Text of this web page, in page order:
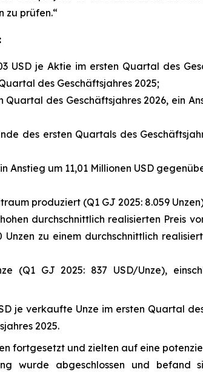
zu prüfen.“
USD je Aktie im ersten Quartal des
des Geschäftsjahres 2025;
des Geschäftsjahres 2026, ein
des ersten Quartals des
um 11,01 Millionen USD
produziert (Q1 GJ 2025: 8.059
durchschnittlich realisierten Preis
Unzen zu einem durchschnittlich
(Q1 GJ 2025: 837 USD/Unze),
je verkaufte Unze im ersten Quartal
2025.
fortgesetzt und zielten auf eine
wurde abgeschlossen und